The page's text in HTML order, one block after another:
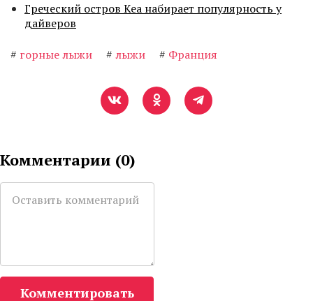
Греческий остров Кеа набирает популярность у
дайверов
# горные лыжи # лыжи # Франция
Комментарии (0)
Комментировать